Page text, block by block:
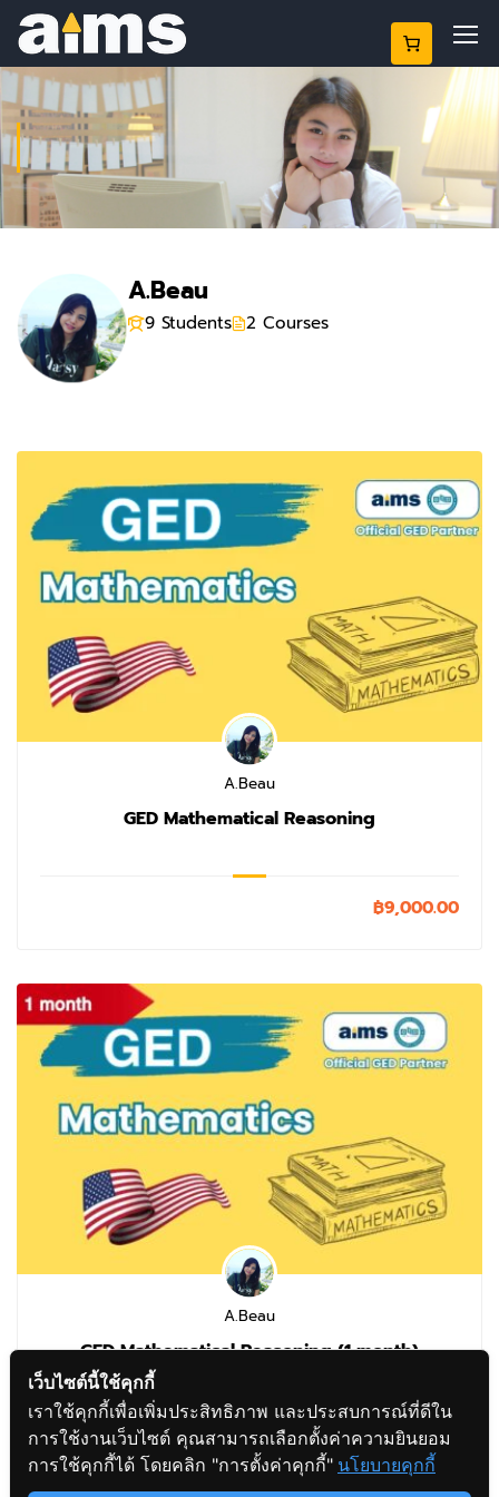
INSTRUCTOR
A.Beau
9 Students 2 Courses
A.Beau
GED Mathematical Reasoning
฿9,000.00
A.Beau
GED Mathematical Reasoning (1 month)
฿9,000.00฿7,200.00
สอบถามข้อมูล
เว็บไซต์นี้ใช้คุกกี้
เราใช้คุกกี้เพื่อเพิ่มประสิทธิภาพ และประสบการณ์ที่ดีใน
การใช้งานเว็บไซต์ คุณสามารถเลือกตั้งค่าความยินยอม
การใช้คุกกี้ได้ โดยคลิก "การตั้งค่าคุกกี้" นโยบายคุกกี้